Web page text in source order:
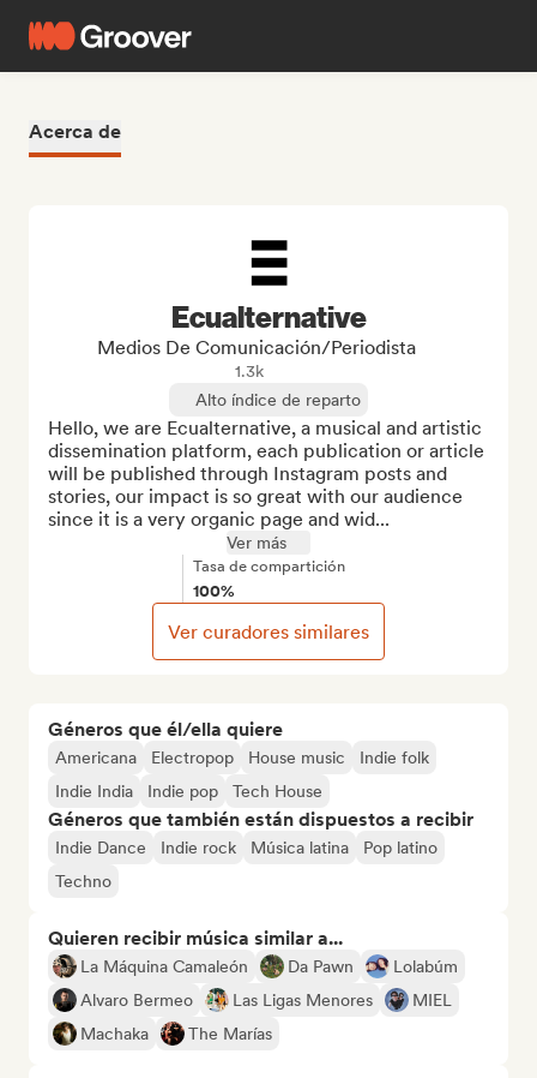
Acerca de
Géneros que él/ella quiere
Americana Electropop House music
Indie folk
Indie India
Indie pop Tech House
Géneros que también están dispuestos a recibir
Indie Dance Indie rock Música latina
Pop latino
Techno
Quieren recibir música similar a...
La Máquina Camaleón Da Pawn
Lolabúm
Alvaro Bermeo
Las Ligas Menores
MIEL
Machaka
The Marías
Ecualternative
Medios De Comunicación/Periodista
1.3k
Alto índice de reparto
Hello, we are Ecualternative, a musical and artistic
dissemination platform, each publication or article
will be published through Instagram posts and
stories, our impact is so great with our audience
since it is a very organic page and wid...
Ver más
Tasa de compartición
100%
Ver curadores similares